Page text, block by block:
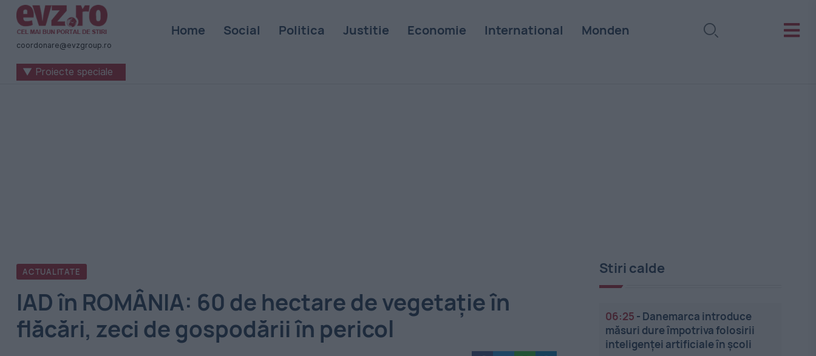
Știri
naționale
internaționale
coordonare@evzgroup.ro
Home Social Politica Justitie Economie International Monden
▼ Proiecte speciale
ACTUALITATE
IAD în ROMÂNIA: 60 de hectare de vegetație în
flăcări, zeci de gospodării în pericol
Stiri calde
06:25 - Danemarca introduce
măsuri dure împotriva folosirii
inteligenței artificiale în școli